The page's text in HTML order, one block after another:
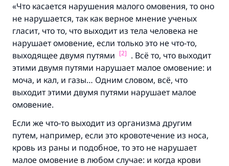
«Что касается нарушения малого омовения, то оно
не нарушается, так как верное мнение ученых
гласит, что то, что выходит из тела человека не
нарушает омовение, если только это не что-то,
выходящее двумя путями [2] . Всё то, что выходит
этими двумя путями нарушает малое омовение: и
моча, и кал, и газы… Одним словом, всё, что
выходит этими двумя путями нарушает малое
омовение.
Если же что-то выходит из организма другим
путем, например, если это кровотечение из носа,
кровь из раны и подобное, то это не нарушает
малое омовение в любом случае: и когда крови